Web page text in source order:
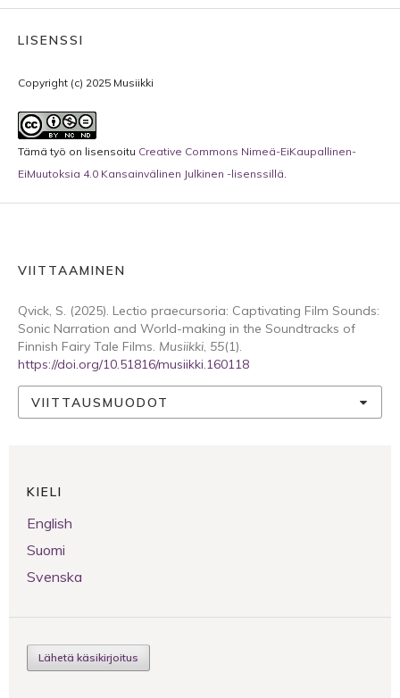
LISENSSI
Copyright (c) 2025 Musiikki
Tämä työ on lisensoitu Creative Commons Nimeä-EiKaupallinen-
EiMuutoksia 4.0 Kansainvälinen Julkinen -lisenssillä.
VIITTAAMINEN
Qvick, S. (2025). Lectio praecursoria: Captivating Film Sounds:
Sonic Narration and World-­making in the Soundtracks of
Finnish Fairy Tale Films. Musiikki, 55(1).
https://doi.org/10.51816/musiikki.160118
VIITTAUSMUODOT
KIELI
English
Suomi
Svenska
Lähetä käsikirjoitus